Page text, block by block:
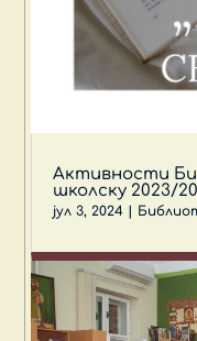
Активности
школску 2023/
јул 3, 2024